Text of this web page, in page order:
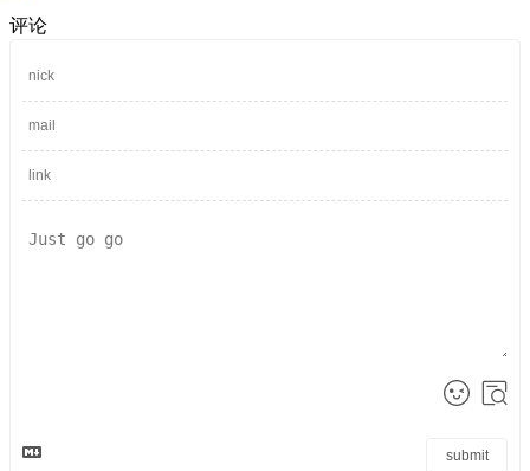
评论
submit